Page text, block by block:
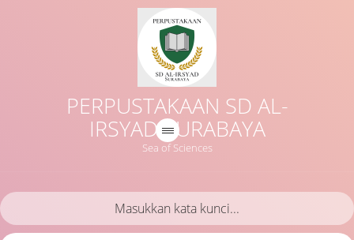
PERPUSTAKAAN SD AL-
IRSYAD SURABAYA
Sea of Sciences